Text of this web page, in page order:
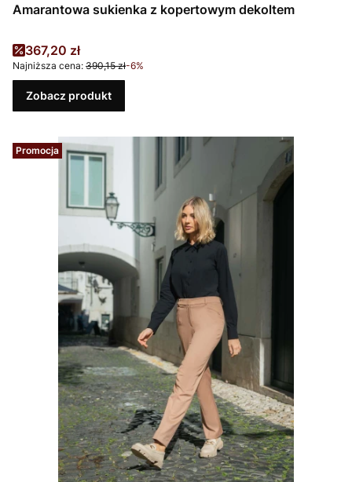
Amarantowa sukienka z kopertowym dekoltem
Cena promocyjna
367,20 zł
Najniższa cena: 390,15 zł-6%
Zobacz produkt
Promocja